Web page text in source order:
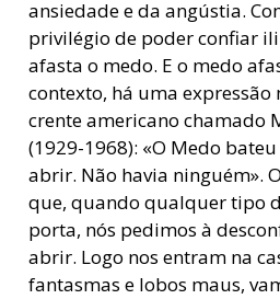
ansiedade e da angústia.
privilégio de poder confiar
afasta o medo. E o medo
contexto, há uma
crente americano chamado
(1929-1968): «O Medo
abrir. Não havia ninguém».
que, quando qualquer tipo
porta, nós pedimos à
abrir. Logo nos entram na
fantasmas e lobos maus,